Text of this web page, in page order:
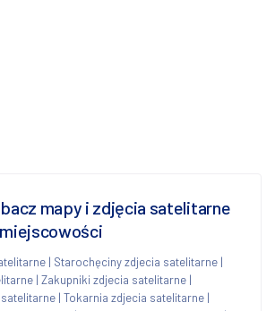
mapy i zdjęcia satelitarne
| Starochęciny zdjecia satelitarne |
| Zakupniki zdjecia satelitarne |
| Tokarnia zdjecia satelitarne |